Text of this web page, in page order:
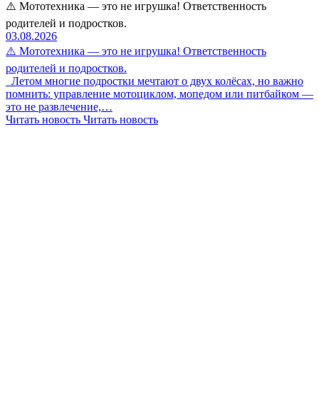
⚠️ Мототехника — это не игрушка! Ответственность
родителей и подростков.
03.08.2026
⚠️ Мототехника — это не игрушка! Ответственность
родителей и подростков.
Летом многие подростки мечтают о двух колёсах, но важно
помнить: управление мотоциклом, мопедом или питбайком —
это не развлечение,…
Читать новость Читать новость